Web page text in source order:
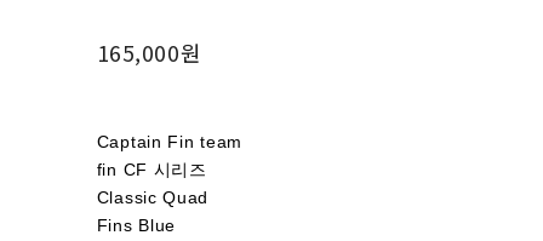
165,000원
Captain Fin team
fin CF 시리즈
Classic Quad
Fins Blue